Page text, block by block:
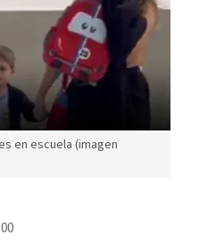
en escuela (imagen